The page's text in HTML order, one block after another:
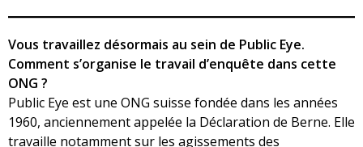
Vous travaillez désormais au sein de Public Eye.
Comment s’organise le travail d’enquête dans cette
ONG ?
Public Eye est une ONG suisse fondée dans les années
1960, anciennement appelée la Déclaration de Berne. Elle
travaille notamment sur les agissements des